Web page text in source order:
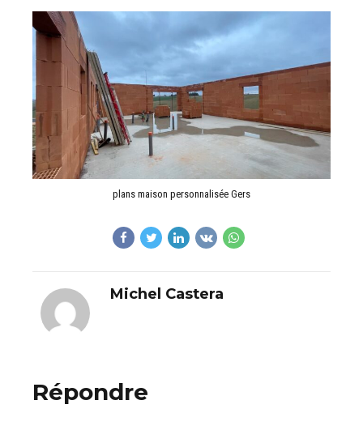
plans maison personnalisée Gers
Michel Castera
Répondre